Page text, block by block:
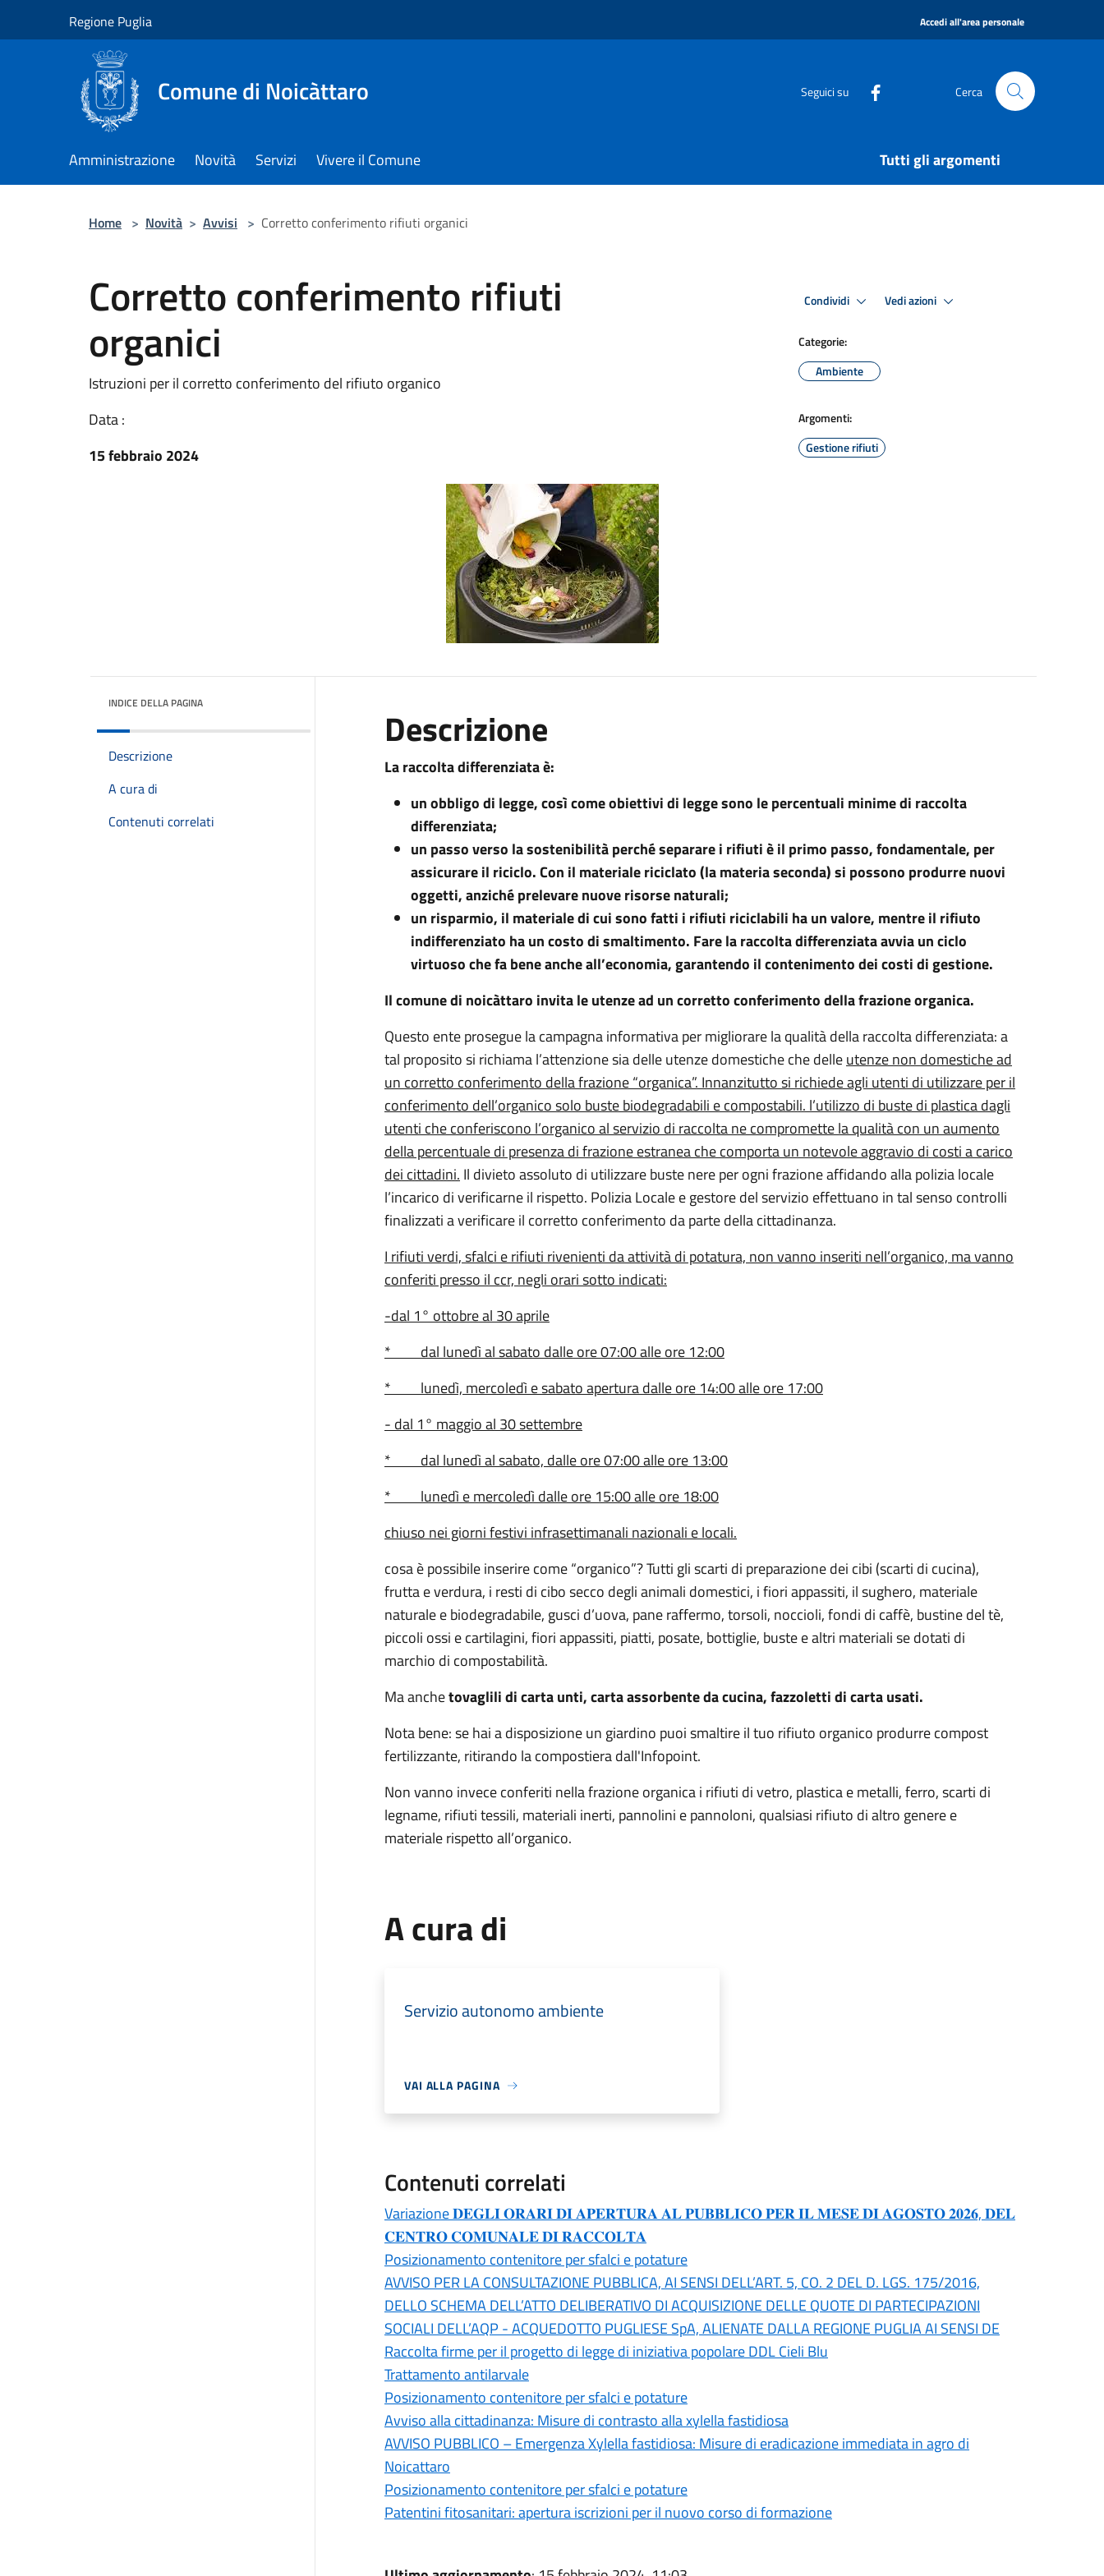
Regione Puglia Accedi all'area personale
Comune di Noicàttaro Seguici su Cerca
Amministrazione Novità Servizi Vivere il Comune Tutti gli argomenti
Home > Novità > Avvisi > Corretto conferimento rifiuti organici
Corretto conferimento rifiuti
organici
Istruzioni per il corretto conferimento del rifiuto organico
Data :
15 febbraio 2024
Condividi Vedi azioni
Categorie:
Ambiente
Argomenti:
Gestione rifiuti
INDICE DELLA PAGINA
Descrizione
A cura di
Contenuti correlati
Descrizione
La raccolta differenziata è:
un obbligo di legge, così come obiettivi di legge sono le percentuali minime di raccolta
differenziata;
un passo verso la sostenibilità perché separare i rifiuti è il primo passo, fondamentale, per
assicurare il riciclo. Con il materiale riciclato (la materia seconda) si possono produrre nuovi
oggetti, anziché prelevare nuove risorse naturali;
un risparmio, il materiale di cui sono fatti i rifiuti riciclabili ha un valore, mentre il rifiuto
indifferenziato ha un costo di smaltimento. Fare la raccolta differenziata avvia un ciclo
virtuoso che fa bene anche all’economia, garantendo il contenimento dei costi di gestione.
Il comune di noicàttaro invita le utenze ad un corretto conferimento della frazione organica.
Questo ente prosegue la campagna informativa per migliorare la qualità della raccolta differenziata: a
tal proposito si richiama l’attenzione sia delle utenze domestiche che delleutenze non domestiche ad
un corretto conferimento della frazione “organica”. Innanzitutto si richiede agli utenti di utilizzare per il
conferimento dell’organico solo buste biodegradabili e compostabili. l’utilizzo di buste di plastica dagli
utenti che conferiscono l’organico al servizio di raccolta ne compromette la qualità con un aumento
della percentuale di presenza di frazione estranea che comporta un notevole aggravio di costi a carico
dei cittadini. Il divieto assoluto di utilizzare buste nere per ogni frazione affidando alla polizia locale
l’incarico di verificarne il rispetto. Polizia Locale e gestore del servizio effettuano in tal senso controlli
finalizzati a verificare il corretto conferimento da parte della cittadinanza.
I rifiuti verdi, sfalci e rifiuti rivenienti da attività di potatura, non vanno inseriti nell’organico, ma vanno
conferiti presso il ccr, negli orari sotto indicati:
-dal 1° ottobre al 30 aprile
* dal lunedì al sabato dalle ore 07:00 alle ore 12:00
* lunedì, mercoledì e sabato apertura dalle ore 14:00 alle ore 17:00
- dal 1° maggio al 30 settembre
* dal lunedì al sabato, dalle ore 07:00 alle ore 13:00
* lunedì e mercoledì dalle ore 15:00 alle ore 18:00
chiuso nei giorni festivi infrasettimanali nazionali e locali.
cosa è possibile inserire come “organico”? Tutti gli scarti di preparazione dei cibi (scarti di cucina),
frutta e verdura, i resti di cibo secco degli animali domestici, i fiori appassiti, il sughero, materiale
naturale e biodegradabile, gusci d’uova, pane raffermo, torsoli, noccioli, fondi di caffè, bustine del tè,
piccoli ossi e cartilagini, fiori appassiti, piatti, posate, bottiglie, buste e altri materiali se dotati di
marchio di compostabilità.
Ma anchetovaglili di carta unti, carta assorbente da cucina, fazzoletti di carta usati.
Nota bene: se hai a disposizione un giardino puoi smaltire il tuo rifiuto organico produrre compost
fertilizzante, ritirando la compostiera dall'Infopoint.
Non vanno invece conferiti nella frazione organica i rifiuti di vetro, plastica e metalli, ferro, scarti di
legname, rifiuti tessili, materiali inerti, pannolini e pannoloni, qualsiasi rifiuto di altro genere e
materiale rispetto all’organico.
A cura di
Servizio autonomo ambiente
VAI ALLA PAGINA
Contenuti correlati
Variazione 𝐃𝐄𝐆𝐋𝐈 𝐎𝐑𝐀𝐑𝐈 𝐃𝐈 𝐀𝐏𝐄𝐑𝐓𝐔𝐑𝐀 𝐀𝐋 𝐏𝐔𝐁𝐁𝐋𝐈𝐂𝐎 𝐏𝐄𝐑 𝐈𝐋 𝐌𝐄𝐒𝐄 𝐃𝐈 𝐀𝐆𝐎𝐒𝐓𝐎 𝟐𝟎𝟐𝟔, 𝐃𝐄𝐋
𝐂𝐄𝐍𝐓𝐑𝐎 𝐂𝐎𝐌𝐔𝐍𝐀𝐋𝐄 𝐃𝐈 𝐑𝐀𝐂𝐂𝐎𝐋𝐓𝐀
Posizionamento contenitore per sfalci e potature
AVVISO PER LA CONSULTAZIONE PUBBLICA, AI SENSI DELL’ART. 5, CO. 2 DEL D. LGS. 175/2016,
DELLO SCHEMA DELL’ATTO DELIBERATIVO DI ACQUISIZIONE DELLE QUOTE DI PARTECIPAZIONI
SOCIALI DELL’AQP - ACQUEDOTTO PUGLIESE SpA, ALIENATE DALLA REGIONE PUGLIA AI SENSI DE
Raccolta firme per il progetto di legge di iniziativa popolare DDL Cieli Blu
Trattamento antilarvale
Posizionamento contenitore per sfalci e potature
Avviso alla cittadinanza: Misure di contrasto alla xylella fastidiosa
AVVISO PUBBLICO – Emergenza Xylella fastidiosa: Misure di eradicazione immediata in agro di
Noicattaro
Posizionamento contenitore per sfalci e potature
Patentini fitosanitari: apertura iscrizioni per il nuovo corso di formazione